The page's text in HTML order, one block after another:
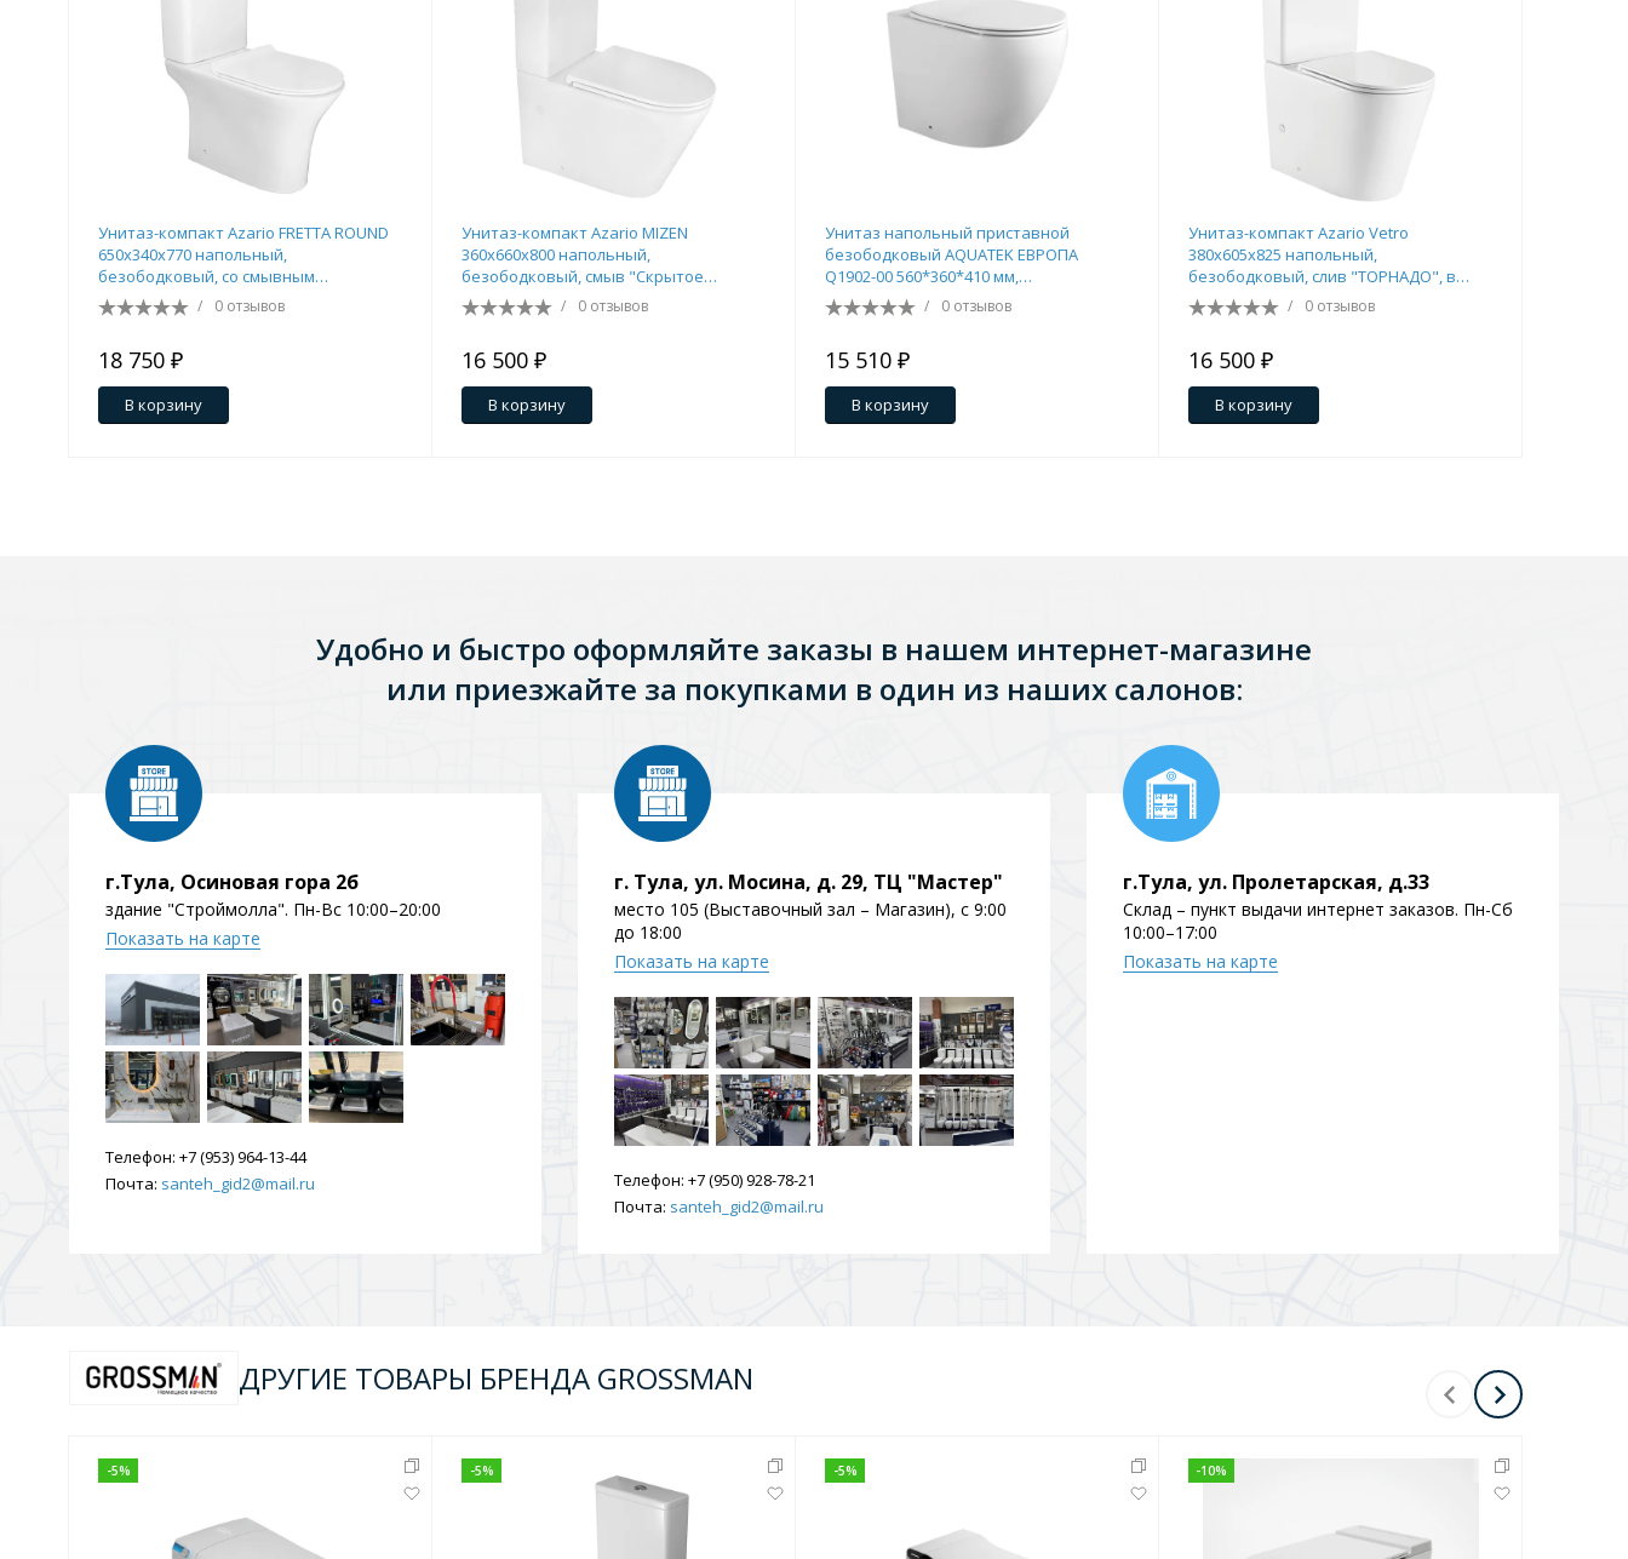
Унитаз-компакт Azario FRETTA ROUND
650х340х770 напольный,
безободковый, со смывным
механизмом Geberit, бачком и
сиденьем микролифт (AZ-1217 + AZ-
/ 0 отзывов
18 750 ₽
В корзину
Унитаз-компакт Azario MIZEN
360х660х800 напольный,
безободковый, смыв "Скрытое
Торнадо", с быстросъемным сиденьем
"Микролифт" (AZ-8300)
/ 0 отзывов
16 500 ₽
В корзину
Унитаз напольный приставной
безободковый AQUATEK ЕВРОПA
Q1902-00 560*360*410 мм,
горизонтальный выпуск, тонкое
сиденье с механизмом плавного
/ 0 отзывов
15 510 ₽
В корзину
Унитаз-компакт Azario Vetro
380х605х825 напольный,
безободковый, слив "ТОРНАДО", в
комплекте с бачком и быстросъемным
сиденьем микролифт (AZ-2149- UQ)
/ 0 отзывов
16 500 ₽
В корзину
Удобно и быстро оформляйте заказы в нашем интернет-магазине
или приезжайте за покупками в один из наших салонов:
г.Тула, Осиновая гора 2б
здание "Строймолла". Пн-Вс 10:00–20:00
Показать на карте
Телефон: +7 (953) 964-13-44
Почта: santeh_gid2@mail.ru
г. Тула, ул. Мосина, д. 29, ТЦ "Мастер"
место 105 (Выставочный зал – Магазин), с 9:00
до 18:00
Показать на карте
Телефон: +7 (950) 928-78-21
Почта: santeh_gid2@mail.ru
г.Тула, ул. Пролетарская, д.33
Склад – пункт выдачи интернет заказов. Пн-Сб
10:00–17:00
Показать на карте
ДРУГИЕ ТОВАРЫ БРЕНДА GROSSMAN
-5% -5% -5% -10%